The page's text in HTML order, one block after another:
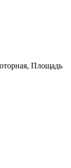
Площадь